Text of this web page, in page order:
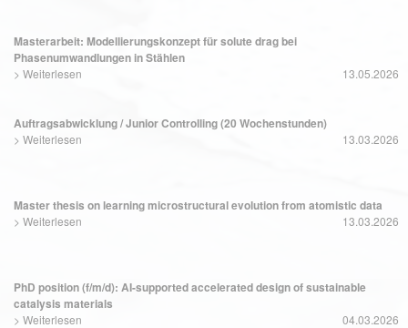
Masterarbeit: Modellierungskonzept für solute drag bei
Phasenumwandlungen in Stählen
> Weiterlesen 13.05.2026
Auftragsabwicklung / Junior Controlling (20 Wochenstunden)
> Weiterlesen 13.03.2026
Master thesis on learning microstructural evolution from atomistic data
> Weiterlesen 13.03.2026
PhD position (f/m/d): AI-supported accelerated design of sustainable
catalysis materials
> Weiterlesen 04.03.2026